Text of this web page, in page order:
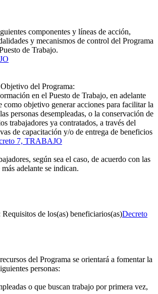
componentes y líneas de acción,
y mecanismos de control del Programa
de Trabajo.
del Programa:
en el Puesto de Trabajo, en adelante
como objetivo generar acciones para facilitar la
personas desempleadas, o la conservación de
trabajadores ya contratados, a través del
de capacitación y/o de entrega de beneficios
7, TRABAJO
según sea el caso, de acuerdo con las
adelante se indican.
de los(as) beneficiarios(as)Decreto
del Programa se orientará a fomentar la
personas:
o que buscan trabajo por primera vez,